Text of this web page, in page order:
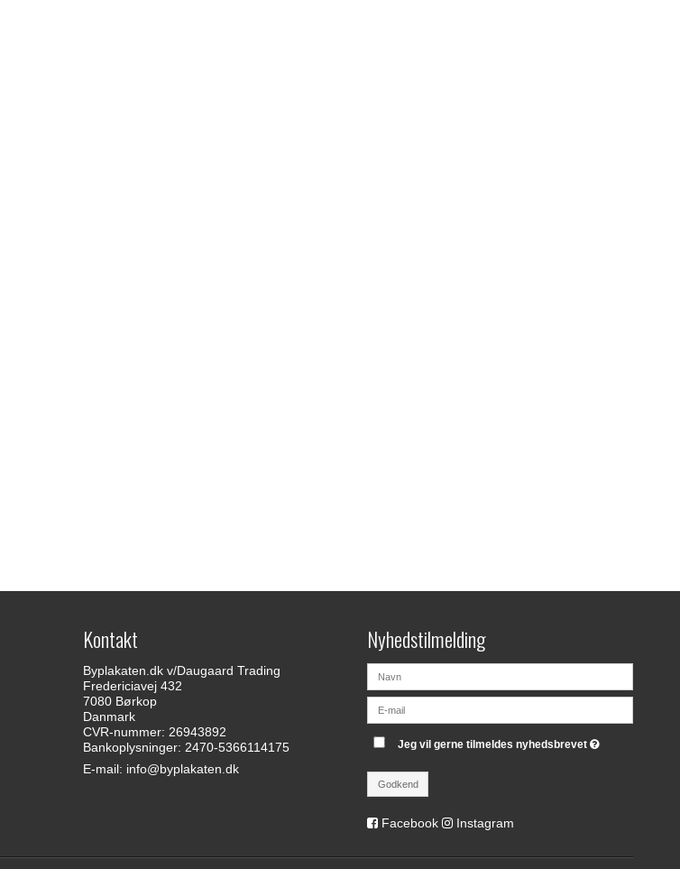
Kontakt
Byplakaten.dk v/Daugaard Trading
Fredericiavej 432
7080 Børkop
Danmark
CVR-nummer: 26943892
Bankoplysninger: 2470-5366114175
E-mail: info@byplakaten.dk
Nyhedstilmelding
Jeg vil gerne tilmeldes nyhedsbrevet
Godkend
Facebook Instagram